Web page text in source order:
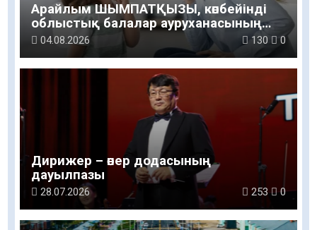
Арайлым ШЫМПАТҚЫЗЫ, көпбейінді
облыстық балалар ауруханасының
логопед маманы: Баланың сөйлеуі мен
дамуы үйдегі қарапайым қарым-
қатынастан басталады
04.08.2026 130 0
Дирижер – өнер додасының
дауылпазы
28.07.2026 253 0